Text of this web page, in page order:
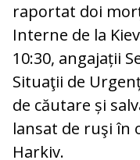
raportat doi
Interne de la
10:30, angajații
Situaţii de
de căutare și
lansat de ruşi în
Harkiv.